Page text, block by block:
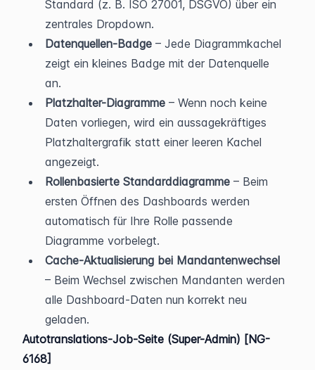
Standard (z. B. ISO 27001, DSGVO) über ein
zentrales Dropdown.
Datenquellen-Badge – Jede Diagrammkachel
zeigt ein kleines Badge mit der Datenquelle
an.
Platzhalter-Diagramme – Wenn noch keine
Daten vorliegen, wird ein aussagekräftiges
Platzhaltergrafik statt einer leeren Kachel
angezeigt.
Rollenbasierte Standarddiagramme – Beim
ersten Öffnen des Dashboards werden
automatisch für Ihre Rolle passende
Diagramme vorbelegt.
Cache-Aktualisierung bei Mandantenwechsel
– Beim Wechsel zwischen Mandanten werden
alle Dashboard-Daten nun korrekt neu
geladen.
Autotranslations-Job-Seite (Super-Admin) [NG-
6168]